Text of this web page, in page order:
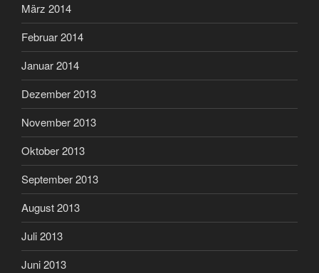
März 2014
Februar 2014
Januar 2014
Dezember 2013
November 2013
Oktober 2013
September 2013
August 2013
Juli 2013
Juni 2013